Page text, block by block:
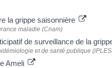
la grippe saisonnière
maladie (Cnam)
de surveillance de la
et de santé publique
Ameli